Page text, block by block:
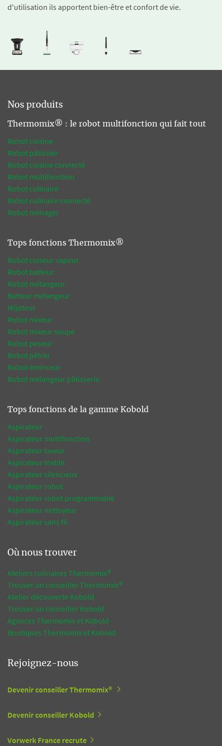
d'utilisation ils apportent bien-être et confort de vie.
Nos produits
Thermomix® : le robot multifonction qui fait tout
Robot cuisine
Robot pâtissier
Robot cuisine connecté
Robot multifonction
Robot culinaire
Robot culinaire connecté
Robot ménager
Tops fonctions Thermomix®
Robot cuiseur vapeur
Robot batteur
Robot mélangeur
Batteur mélangeur
Mijoteur
Robot mixeur
Robot mixeur soupe
Robot peseur
Robot pétrin
Robot éminceur
Robot mélangeur pâtisserie
Tops fonctions de la gamme Kobold
Aspirateur
Aspirateur multifonction
Aspirateur laveur
Aspirateur textile
Aspirateur silencieux
Aspirateur robot
Aspirateur robot programmable
Aspirateur nettoyeur
Aspirateur sans fil
Où nous trouver
Ateliers culinaires Thermomix®
Trouver un conseiller Thermomix®
Atelier découverte Kobold
Trouver un conseiller Kobold
Agences Thermomix et Kobold
Boutiques Thermomix et Kobold
Rejoignez-nous
Devenir conseiller Thermomix®
Devenir conseiller Kobold
Vorwerk France recrute